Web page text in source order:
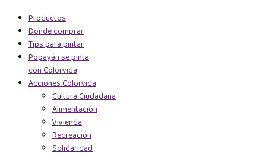
Productos
Donde comprar
Tips para pintar
Popayán se pinta
con Colorvida
Acciones Colorvida
Cultura Ciudadana
Alimentación
Vivienda
Recreación
Solidaridad